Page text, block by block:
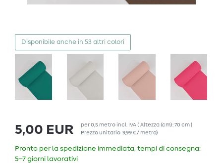
Disponibile anche in 53 altri colori
5,00 EUR per0,5 metroincl. IVA( Altezza (cm): 70 cm |
Prezzo unitario 9,99 € / metro)
Pronto per la spedizione immediata, tempi di consegna:
5–7 giorni lavorativi